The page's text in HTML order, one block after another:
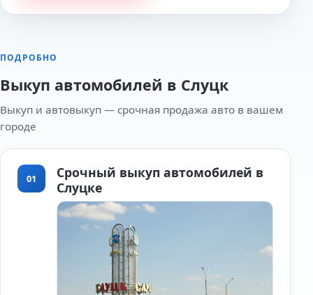
ПОДРОБНО
Выкуп автомобилей в Слуцк
Выкуп и автовыкуп — срочная продажа авто в вашем
городе
01
Срочный выкуп автомобилей в
Слуцке